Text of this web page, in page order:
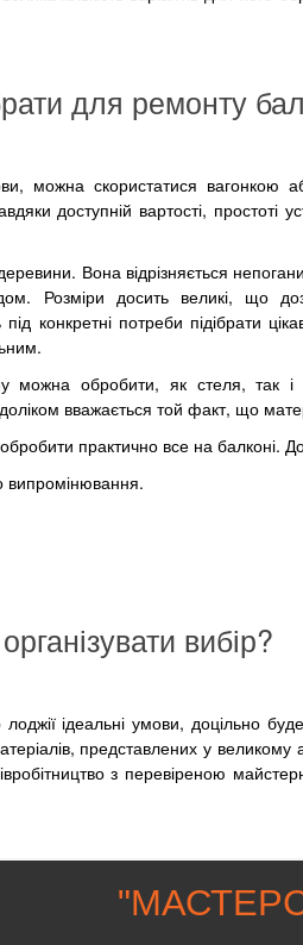
для ремонту
можна скористатися вагонкою
доступній вартості, простоті
Вона відрізняється
Розміри досить великі, що
конкретні потреби підібрати
можна обробити, як стеля, так
вважається той факт, що
практично все на балконі.
випромінювання.
вибір?
ідеальні умови, доцільно
представлених у
з перевіреною
"